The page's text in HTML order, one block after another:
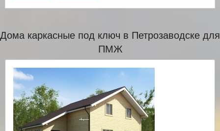
Дома каркасные под ключ в Петрозаводске для
ПМЖ